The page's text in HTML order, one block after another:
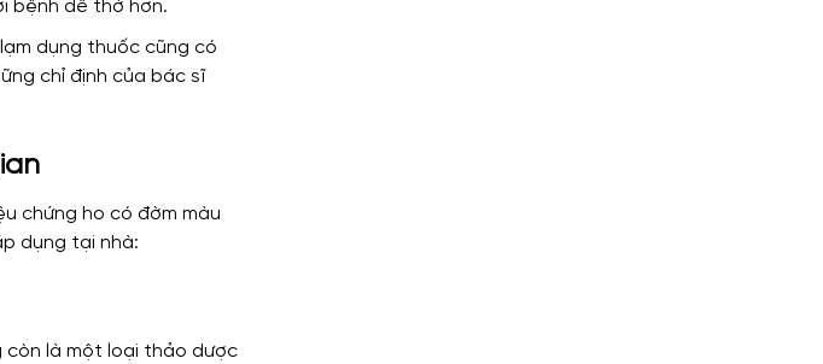
bệnh dễ thở hơn.
dụng thuốc cũng có
chỉ định của bác sĩ
chứng ho có đờm màu
dụng tại nhà:
còn là một loại thảo dược